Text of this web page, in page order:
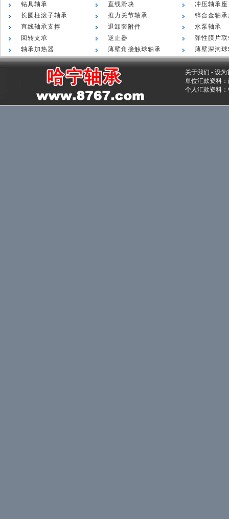
钻具轴承
直线滑块
冲压轴承座
长圆柱滚子轴承
推力关节轴承
锌合金轴
直线轴承支撑
退卸套附件
水泵轴承
回转支承
逆止器
弹性膜片
轴承加热器
薄壁角接触球轴承 薄壁深沟
关于我们 - 设为
单位汇款资料
个人汇款资料